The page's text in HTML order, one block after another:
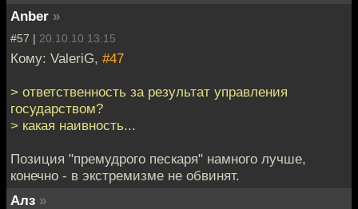
Anber »
#57 | 20.10.10 13:15
Кому: ValeriG, #47
> ответственность за результат управления
государством?
> какая наивность...
Позиция "премудрого пескаря" намного лучше,
конечно - в экстремизме не обвинят.
Алз »